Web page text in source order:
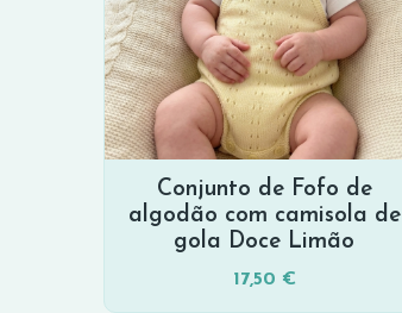
Conjunto de Fofo de
algodão com camisola de
gola Doce Limão
17,50 €